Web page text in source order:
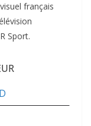
français
Sport.